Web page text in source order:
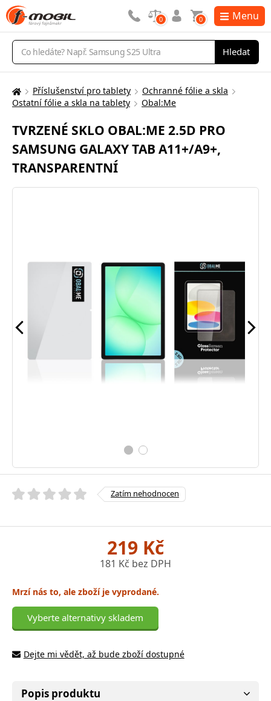
Vyhledávání
Hledat
0 0 Menu
Zde
nacházíte:
Příslušenství pro tablety
Ochranné fólie a skla
Ostatní fólie a skla na tablety
Obal:Me
TVRZENÉ SKLO OBAL:ME 2.5D PRO
SAMSUNG GALAXY TAB A11+/A9+,
TRANSPARENTNÍ
Zatím nehodnocen
219 Kč
181 Kč bez DPH
Mrzí nás to, ale zboží je vyprodané.
Vyberte alternativy skladem
Dejte mi vědět, až bude zboží dostupné
Popis produktu